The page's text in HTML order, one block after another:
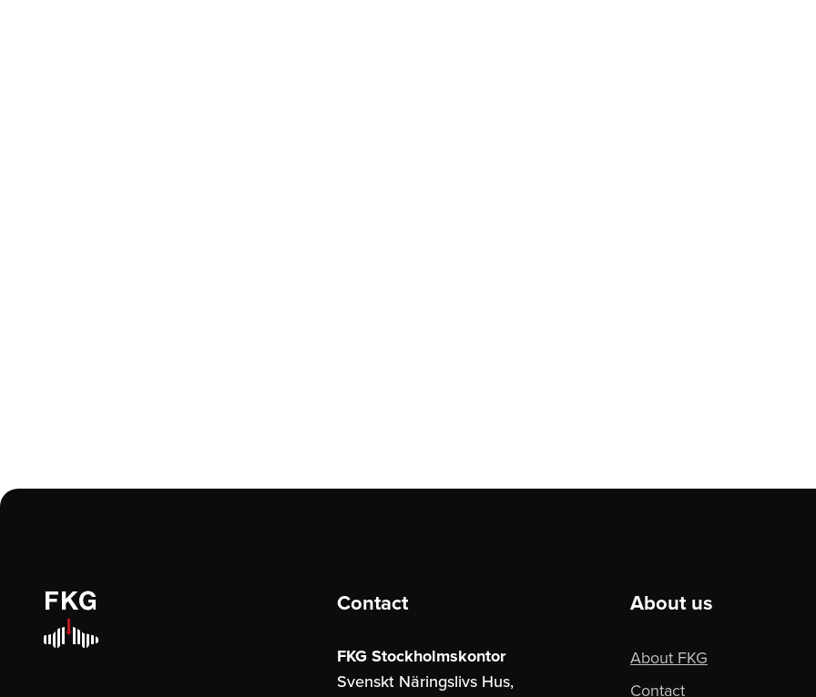
Contact
FKG Stockholmskontor
Svenskt Näringslivs Hus,
About us
About FKG
Contact